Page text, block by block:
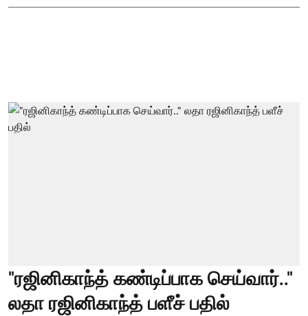
"ரஜினிகாந்த் கண்டிப்பாக செய்வார்.."
லதா ரஜினிகாந்த் பளீச் பதில்